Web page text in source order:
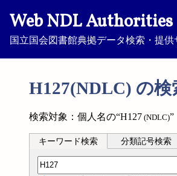
Web NDL Authorities
国立国会図書館典拠データ検索・提供
H127(NDLC) の検
検索対象：個人名の“H127 (NDLC)”
キーワード検索 分類記号検索
分類記号検索